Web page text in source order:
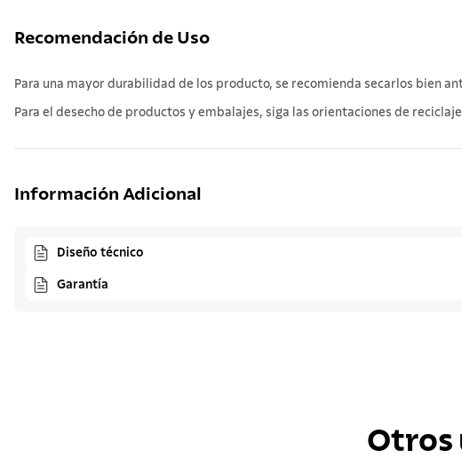
Recomendación de Uso
Para una mayor durabilidad de los producto, se recomienda secarlos bien
Para el desecho de productos y embalajes, siga las orientaciones de
Información Adicional
Diseño técnico
Garantía
Otros